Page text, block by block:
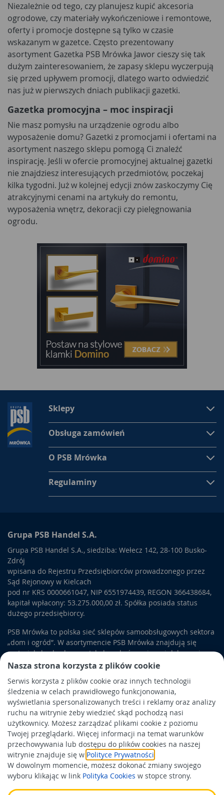
Nasza strona korzysta z plików cookie
Serwis korzysta z plików cookie oraz innych technologii
śledzenia w celach prawidłowego funkcjonowania,
wyświetlania spersonalizowanych treści i reklamy oraz analizy
ruchu na witrynie żeby wiedzieć skąd pochodzą nasi
użytkownicy. Możesz zarządzać plikami cookie z poziomu
Twojej przeglądarki. Więcej informacji na temat warunków
przechowywania lub dostępu do plików cookies na naszej
witrynie znajduje się w Polityce Prywatności
W dowolnym momencie, możesz dokonać zmiany swojego
wyboru klikając w link Polityka Cookies w stopce strony.
Niezależnie od tego, czy planujesz kupić akcesoria
ogrodowe, czy materiały wykończeniowe i remontowe,
oferty i promocje dostępne są tylko w czasie
wskazanym w gazetce. Często prezentowany
asortyment Gazetka PSB Mrówka Jawor cieszy się tak
dużym zainteresowaniem, że zapasy sklepu wyczerpują
się przed upływem promocji, dlatego warto odwiedzić
nas już w pierwszych dniach publikacji gazetki.
Gazetka promocyjna – moc inspiracji
Nie masz pomysłu na urządzenie ogrodu albo
wyposażenie domu? Gazetki z promocjami i ofertami na
asortyment naszego sklepu pomogą Ci znaleźć
inspirację. Jeśli w ofercie promocyjnej aktualnej gazetki
nie znajdziesz interesujących przedmiotów, poczekaj
kilka tygodni. Już w kolejnej edycji znów zaskoczymy Cię
atrakcyjnymi cenami na artykuły do remontu,
wyposażenia wnętrz, dekoracji czy pielęgnowania
ogrodu.
Sklepy
Obsługa zamówień
O PSB Mrówka
Regulaminy
Grupa PSB Handel S.A.
Grupa PSB Handel S.A., siedziba: Wełecz 142, 28-100 Busko-
Zdrój
wpisana do Rejestru Przedsiębiorców prowadzonego przez
Sąd Rejonowy w Kielcach
pod nr KRS 0000661047, NIP 6551974439, REGON 366438684,
kapitał wpłacony: 53.275.000,00 zł. Spółka posiada status
dużego przedsiębiorcy.
PSB Mrówka to polska sieć sklepów samoobsługowych sektora
„dom i ogród”. W asortymencie PSB Mrówka znajdują się
materiały budowlane, artykuły wykończeniowe i dekoracyjne,
wyposażenie łazienek i kuchni, elektronarzędzia, a także
artykuły związane z ogrodem i otoczeniem domu.
Obowiązek informacyjny
Polityka prywatności
Polityka Cookies
Odbiór zużytego sprzętu
Wspierają nas: